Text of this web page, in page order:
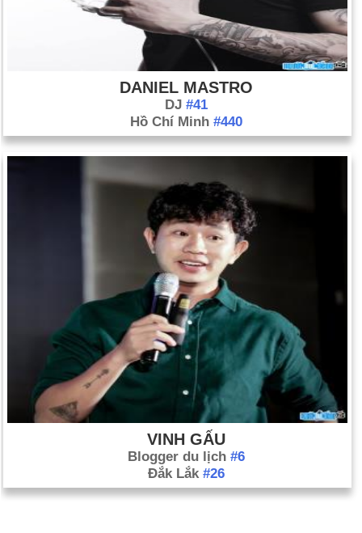
DANIEL MASTRO
DJ #41
Hồ Chí Minh #440
VINH GẤU
Blogger du lịch #6
Đắk Lắk #26